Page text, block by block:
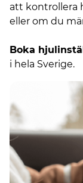
att kontrollera
eller om du
Boka
i hela Sverige.